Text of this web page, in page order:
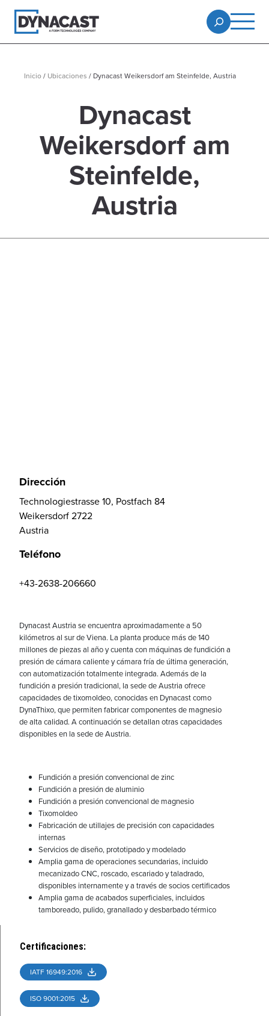
Inicio/ Ubicaciones / Dynacast Weikersdorf am Steinfelde, Austria
Dynacast
Weikersdorf am
Steinfelde,
Austria
Dirección
Technologiestrasse 10, Postfach 84
Weikersdorf 2722
Austria
Teléfono
+43-2638-206660
Dynacast Austria se encuentra aproximadamente a 50
kilómetros al sur de Viena. La planta produce más de 140
millones de piezas al año y cuenta con máquinas de fundición a
presión de cámara caliente y cámara fría de última generación,
con automatización totalmente integrada. Además de la
fundición a presión tradicional, la sede de Austria ofrece
capacidades de tixomoldeo, conocidas en Dynacast como
DynaThixo, que permiten fabricar componentes de magnesio
de alta calidad. A continuación se detallan otras capacidades
disponibles en la sede de Austria.
Fundición a presión convencional de zinc
Fundición a presión de aluminio
Fundición a presión convencional de magnesio
Tixomoldeo
Fabricación de utillajes de precisión con capacidades
internas
Servicios de diseño, prototipado y modelado
Amplia gama de operaciones secundarias, incluido
mecanizado CNC, roscado, escariado y taladrado,
disponibles internamente y a través de socios certificados
Amplia gama de acabados superficiales, incluidos
tamboreado, pulido, granallado y desbarbado térmico
Certificaciones:
IATF 16949:2016
ISO 9001:2015